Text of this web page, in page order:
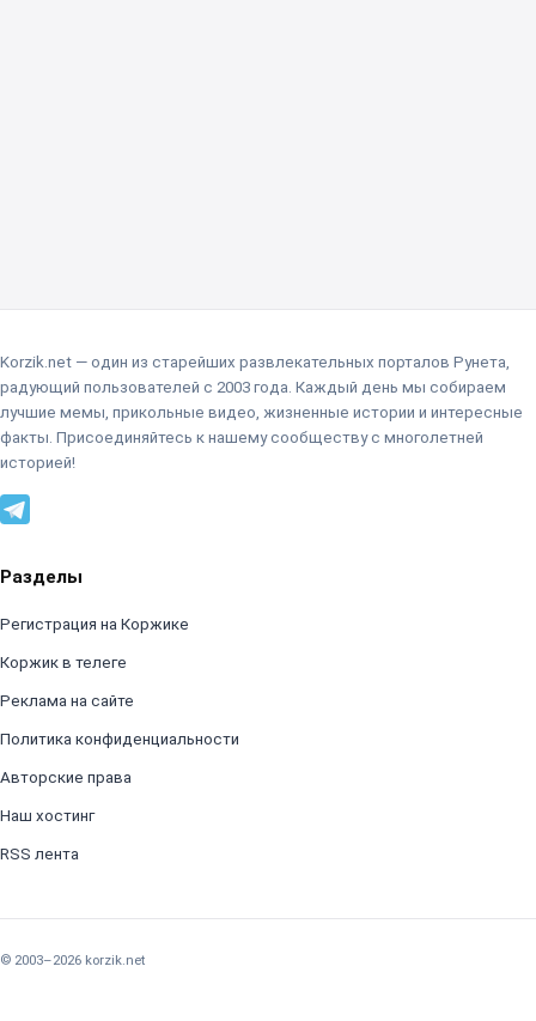
Korzik.net — один из старейших развлекательных порталов Рунета,
радующий пользователей с 2003 года. Каждый день мы собираем
лучшие мемы, прикольные видео, жизненные истории и интересные
факты. Присоединяйтесь к нашему сообществу с многолетней
историей!
Разделы
Регистрация на Коржике
Коржик в телеге
Реклама на сайте
Политика конфиденциальности
Авторские права
Наш хостинг
RSS лента
© 2003–2026 korzik.net